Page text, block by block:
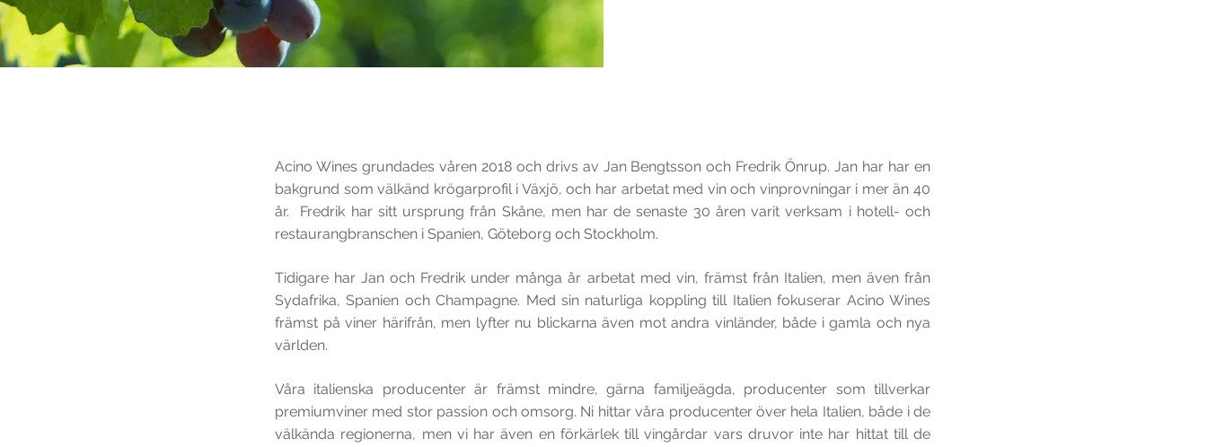
Acino Wines grundades våren 2018 och drivs av Jan Bengtsson och Fredrik Önrup. Jan har har en
bakgrund som välkänd krögarprofil i Växjö, och har arbetat med vin och vinprovningar i mer än 40
år. Fredrik har sitt ursprung från Skåne, men har de senaste 30 åren varit verksam i hotell- och
restaurangbranschen i Spanien, Göteborg och Stockholm.
Tidigare har Jan och Fredrik under många år arbetat med vin, främst från Italien, men även från
Sydafrika, Spanien och Champagne. Med sin naturliga koppling till Italien fokuserar Acino Wines
främst på viner härifrån, men lyfter nu blickarna även mot andra vinländer, både i gamla och nya
världen.
Våra italienska producenter är främst mindre, gärna familjeägda, producenter som tillverkar
premiumviner med stor passion och omsorg. Ni hittar våra producenter över hela Italien, både i de
välkända regionerna, men vi har även en förkärlek till vingårdar vars druvor inte har hittat till de